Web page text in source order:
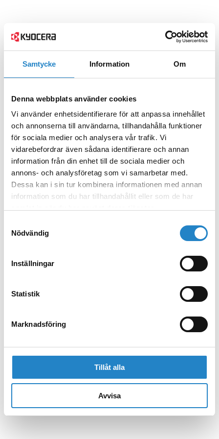
Samtycke Information Om
Denna webbplats använder cookies
Vi använder enhetsidentifierare för att anpassa innehållet
och annonserna till användarna, tillhandahålla funktioner
för sociala medier och analysera vår trafik. Vi
vidarebefordrar även sådana identifierare och annan
information från din enhet till de sociala medier och
annons- och analysföretag som vi samarbetar med.
Dessa kan i sin tur kombinera informationen med annan
information som du har tillhandahållit eller som de har
Nödvändig
Inställningar
Statistik
Marknadsföring
Tillåt alla
Avvisa